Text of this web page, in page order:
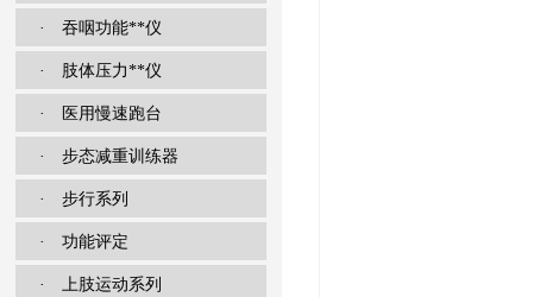
· 吞咽功能**仪
· 肢体压力**仪
· 医用慢速跑台
· 步态减重训练器
· 步行系列
· 功能评定
· 上肢运动系列